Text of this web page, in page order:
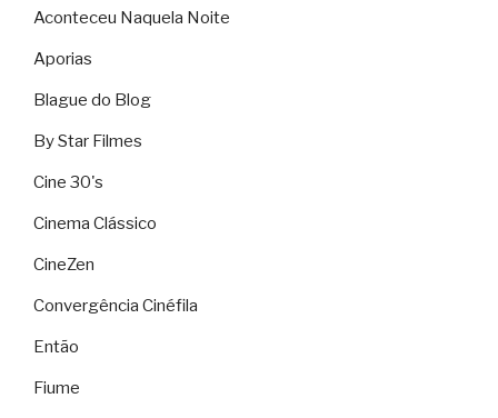
Aconteceu Naquela Noite
Aporias
Blague do Blog
By Star Filmes
Cine 30's
Cinema Clássico
CineZen
Convergência Cinéfila
Então
Fiume